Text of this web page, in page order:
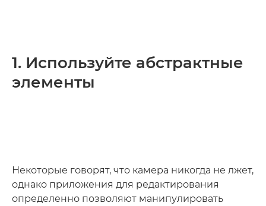
1. Используйте абстрактные
элементы
Некоторые говорят, что камера никогда не лжет,
однако приложения для редактирования
определенно позволяют манипулировать